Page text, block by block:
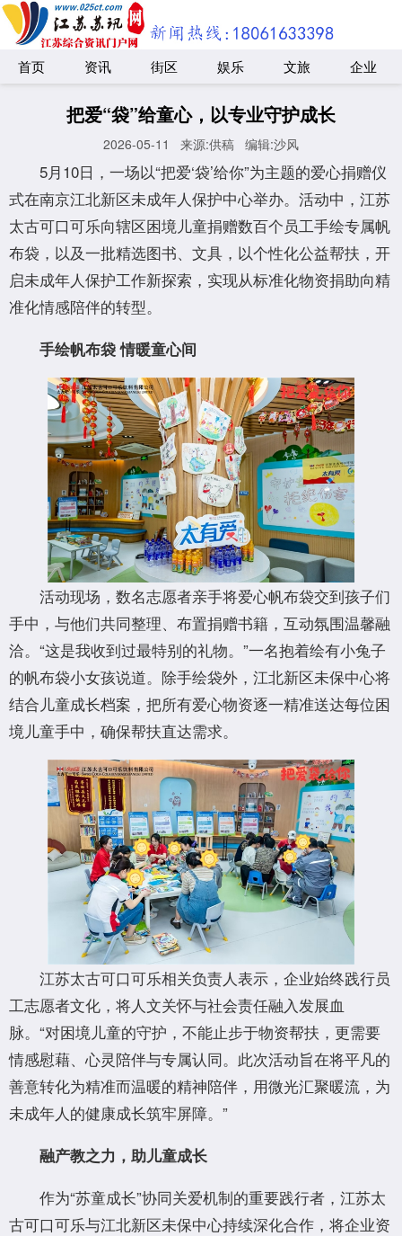
首页 资讯 街区 娱乐 文旅 企业
把爱“袋”给童心，以专业守护成长
2026-05-11 来源:供稿 编辑:沙风
5月10日，一场以“把爱‘袋’给你”为主题的爱心捐赠仪
式在南京江北新区未成年人保护中心举办。活动中，江苏
太古可口可乐向辖区困境儿童捐赠数百个员工手绘专属帆
布袋，以及一批精选图书、文具，以个性化公益帮扶，开
启未成年人保护工作新探索，实现从标准化物资捐助向精
准化情感陪伴的转型。
手绘帆布袋 情暖童心间
活动现场，数名志愿者亲手将爱心帆布袋交到孩子们
手中，与他们共同整理、布置捐赠书籍，互动氛围温馨融
洽。“这是我收到过最特别的礼物。”一名抱着绘有小兔子
的帆布袋小女孩说道。除手绘袋外，江北新区未保中心将
结合儿童成长档案，把所有爱心物资逐一精准送达每位困
境儿童手中，确保帮扶直达需求。
江苏太古可口可乐相关负责人表示，企业始终践行员
工志愿者文化，将人文关怀与社会责任融入发展血
脉。“对困境儿童的守护，不能止步于物资帮扶，更需要
情感慰藉、心灵陪伴与专属认同。此次活动旨在将平凡的
善意转化为精准而温暖的精神陪伴，用微光汇聚暖流，为
未成年人的健康成长筑牢屏障。”
融产教之力，助儿童成长
作为“苏童成长”协同关爱机制的重要践行者，江苏太
古可口可乐与江北新区未保中心持续深化合作，将企业资